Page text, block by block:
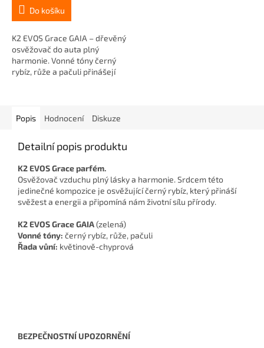
Do košíku
K2 EVOS Grace GAIA – dřevěný
osvěžovač do auta plný
harmonie. Vonné tóny černý
rybíz, růže a pačuli přinášejí
Popis Hodnocení Diskuze
Detailní popis produktu
K2 EVOS Grace parfém.
Osvěžovač vzduchu plný lásky a harmonie. Srdcem této
jedinečné kompozice je osvěžující černý rybíz, který přináší
svěžest a energii a připomíná nám životní sílu přírody.
K2 EVOS Grace GAIA(zelená)
Vonné tóny: černý rybíz, růže, pačuli
Řada vůní: květinově-chyprová
BEZPEČNOSTNÍ UPOZORNĚNÍ